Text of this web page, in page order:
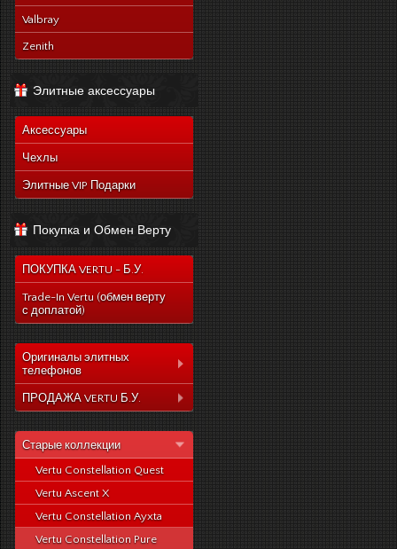
Valbray
Zenith
Элитные аксессуары
Аксессуары
Чехлы
Элитные VIP Подарки
Покупка и Обмен Верту
ПОКУПКА VERTU - Б.У.
Trade-In Vertu (обмен верту
с доплатой)
Оригиналы элитных
телефонов
Коллекция Aster
Коллекция Signature
Коллекция Ascent
Коллекция Signature
Touch
Коллекция Новый
Signature Touch
ПРОДАЖА VERTU Б.У.
Коллекция Constelation
Коллекция Signature
Коллекция Ascent
Коллекция Signature
Старые коллекции
Vertu Constellation Quest
Vertu Ascent X
Vertu Constellation Ayxta
Vertu Constellation Pure